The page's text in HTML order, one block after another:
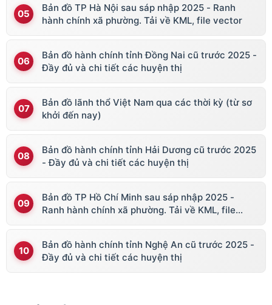
Bản đồ TP Hà Nội sau sáp nhập 2025 - Ranh
hành chính xã phường. Tải về KML, file vector
Bản đồ hành chính tỉnh Đồng Nai cũ trước 2025 -
Đầy đủ và chi tiết các huyện thị
Bản đồ lãnh thổ Việt Nam qua các thời kỳ (từ sơ
khởi đến nay)
Bản đồ hành chính tỉnh Hải Dương cũ trước 2025
- Đầy đủ và chi tiết các huyện thị
Bản đồ TP Hồ Chí Minh sau sáp nhập 2025 -
Ranh hành chính xã phường. Tải về KML, file
Bản đồ hành chính tỉnh Nghệ An cũ trước 2025 -
Đầy đủ và chi tiết các huyện thị